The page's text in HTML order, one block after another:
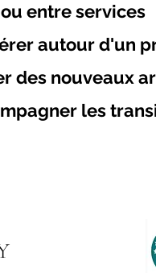
ou entre services
autour d'un
des nouveaux
les